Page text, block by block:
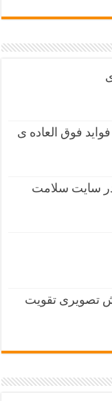
فوق العاده ی
سایت سلامت
تصویری تقویت